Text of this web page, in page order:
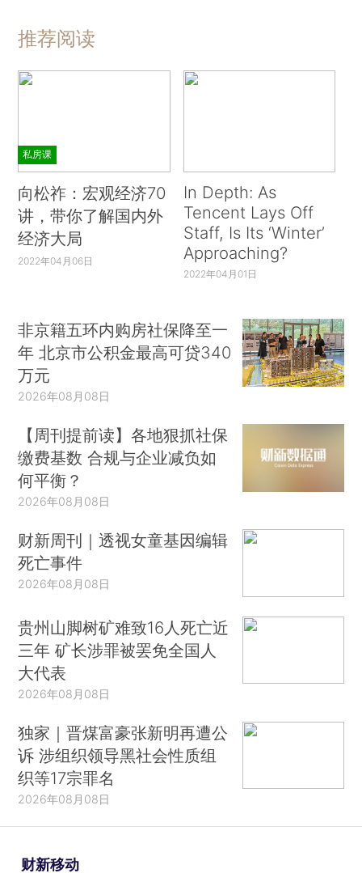
推荐阅读
私房课
向松祚：宏观经济70
讲，带你了解国内外
经济大局
2022年04月06日
In Depth: As
Tencent Lays Off
Staff, Is Its ‘Winter’
Approaching?
2022年04月01日
非京籍五环内购房社保降至一
年 北京市公积金最高可贷340
万元
2026年08月08日
【周刊提前读】各地狠抓社保
缴费基数 合规与企业减负如
何平衡？
2026年08月08日
财新周刊｜透视女童基因编辑
死亡事件
2026年08月08日
贵州山脚树矿难致16人死亡近
三年 矿长涉罪被罢免全国人
大代表
2026年08月08日
独家｜晋煤富豪张新明再遭公
诉 涉组织领导黑社会性质组
织等17宗罪名
2026年08月08日
财新移动